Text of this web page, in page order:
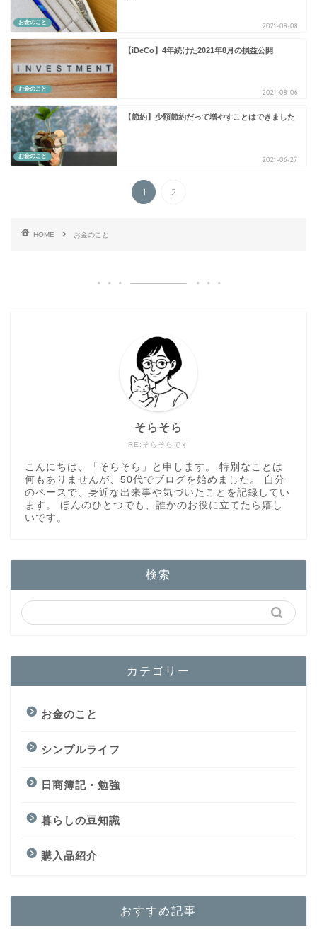
お金のこと 2021-08-08
お金のこと
【iDeCo】4年続けた2021年8月の損益公開
2021-08-06
お金のこと
【節約】少額節約だって増やすことはできました
2021-06-27
1 2
HOME お金のこと
RE:そらそらです
そらそら
こんにちは、「そらそら」と申します。 特別なことは
何もありませんが、50代でブログを始めました。 自分
のペースで、身近な出来事や気づいたことを記録してい
ます。 ほんのひとつでも、誰かのお役に立てたら嬉し
いです。
検索
カテゴリー
お金のこと
シンプルライフ
日商簿記・勉強
暮らしの豆知識
購入品紹介
おすすめ記事